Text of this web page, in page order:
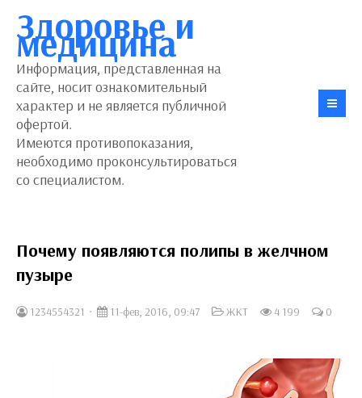
Здоровье и
медицина
Информация, представленная на
сайте, носит ознакомительный
характер и не является публичной
офертой.
Имеются противопоказания,
необходимо проконсультироваться
со специалистом.
Почему появляются полипы в желчном
пузыре
1234554321 11-фев, 2016, 09:47 ЖКТ 4 199 0